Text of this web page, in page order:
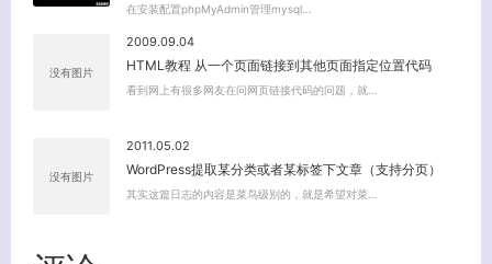
在安装配置phpMyAdmin管理mysql…
没有图片
2009.09.04
HTML教程 从一个页面链接到其他页面指定位置代码
看到网上有很多网友在问网页链接代码的问题，就…
没有图片
2011.05.02
WordPress提取某分类或者某标签下文章（支持分页）
其实这篇日志的内容是菜鸟级别的，就是希望对菜…